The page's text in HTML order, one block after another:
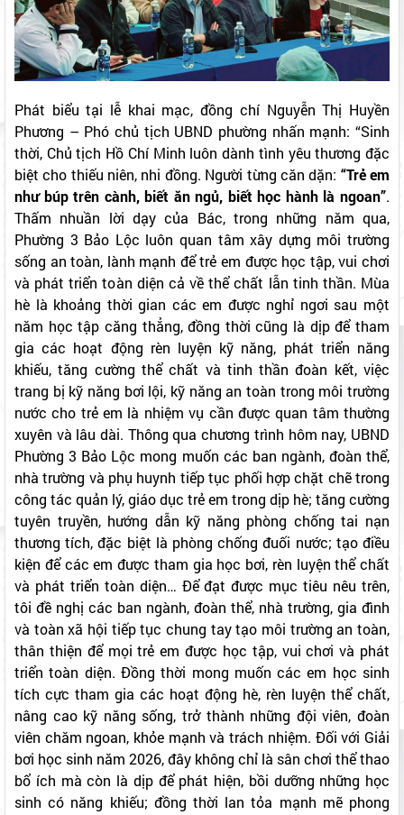
Phát biểu tại lễ khai mạc, đồng chí Nguyễn Thị Huyền
Phương – Phó chủ tịch UBND phường nhấn mạnh: “Sinh
thời, Chủ tịch Hồ Chí Minh luôn dành tình yêu thương đặc
biệt cho thiếu niên, nhi đồng. Người từng căn dặn:“Trẻ em
như búp trên cành, biết ăn ngủ, biết học hành là ngoan”.
Thấm nhuần lời dạy của Bác, trong những năm qua,
Phường 3 Bảo Lộc luôn quan tâm xây dựng môi trường
sống an toàn, lành mạnh để trẻ em được học tập, vui chơi
và phát triển toàn diện cả về thể chất lẫn tinh thần. Mùa
hè là khoảng thời gian các em được nghỉ ngơi sau một
năm học tập căng thẳng, đồng thời cũng là dịp để tham
gia các hoạt động rèn luyện kỹ năng, phát triển năng
khiếu, tăng cường thể chất và tinh thần đoàn kết, việc
trang bị kỹ năng bơi lội, kỹ năng an toàn trong môi trường
nước cho trẻ em là nhiệm vụ cần được quan tâm thường
xuyên và lâu dài. Thông qua chương trình hôm nay, UBND
Phường 3 Bảo Lộc mong muốn các ban ngành, đoàn thể,
nhà trường và phụ huynh tiếp tục phối hợp chặt chẽ trong
công tác quản lý, giáo dục trẻ em trong dịp hè; tăng cường
tuyên truyền, hướng dẫn kỹ năng phòng chống tai nạn
thương tích, đặc biệt là phòng chống đuối nước; tạo điều
kiện để các em được tham gia học bơi, rèn luyện thể chất
và phát triển toàn diện… Để đạt được mục tiêu nêu trên,
tôi đề nghị các ban ngành, đoàn thể, nhà trường, gia đình
và toàn xã hội tiếp tục chung tay tạo môi trường an toàn,
thân thiện để mọi trẻ em được học tập, vui chơi và phát
triển toàn diện. Đồng thời mong muốn các em học sinh
tích cực tham gia các hoạt động hè, rèn luyện thể chất,
nâng cao kỹ năng sống, trở thành những đội viên, đoàn
viên chăm ngoan, khỏe mạnh và trách nhiệm. Đối với Giải
bơi học sinh năm 2026, đây không chỉ là sân chơi thể thao
bổ ích mà còn là dịp để phát hiện, bồi dưỡng những học